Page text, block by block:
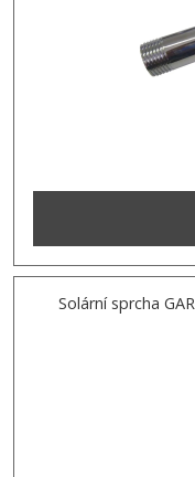
Solární sprcha